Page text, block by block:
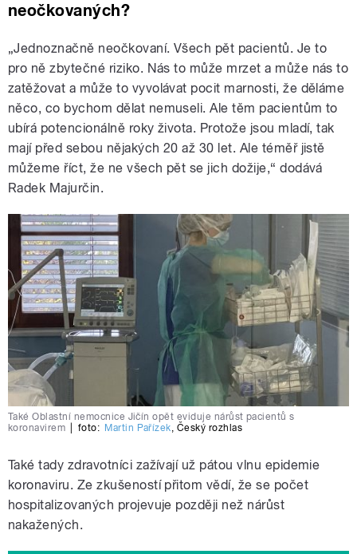
neočkovaných?
„Jednoznačně neočkovaní. Všech pět pacientů. Je to
pro ně zbytečné riziko. Nás to může mrzet a může nás to
zatěžovat a může to vyvolávat pocit marnosti, že děláme
něco, co bychom dělat nemuseli. Ale těm pacientům to
ubírá potencionálně roky života. Protože jsou mladí, tak
mají před sebou nějakých 20 až 30 let. Ale téměř jistě
můžeme říct, že ne všech pět se jich dožije,“ dodává
Radek Majurčin.
Také Oblastní nemocnice Jičín opět eviduje nárůst pacientů s
koronavirem
foto: Martin Pařízek, Český rozhlas
Také tady zdravotníci zažívají už pátou vlnu epidemie
koronaviru. Ze zkušeností přitom vědí, že se počet
hospitalizovaných projevuje později než nárůst
nakažených.